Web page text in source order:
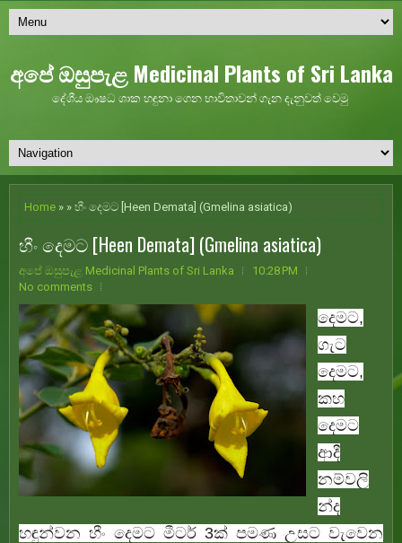
අපේ ඔසුපැළ Medicinal Plants of Sri Lanka
දේශීය ඖෂධ ශාක හඳුනා ගෙන භාවිතාවන් ගැන දැනුවත් වෙමු
Home » » හීං දෙමට [Heen Demata] (Gmelina asiatica)
හීං දෙමට [Heen Demata] (Gmelina asiatica)
අපේ ඔසුපැළ Medicinal Plants of Sri Lanka
10:28 PM
No comments
දෙමට,
ගැට
දෙමට,
කහ
දෙමට
ආදී
නම්වලි
න්ද
හඳුන්වන හීං දෙමට මීටර් 3ක් පමණ උසට වැවෙන